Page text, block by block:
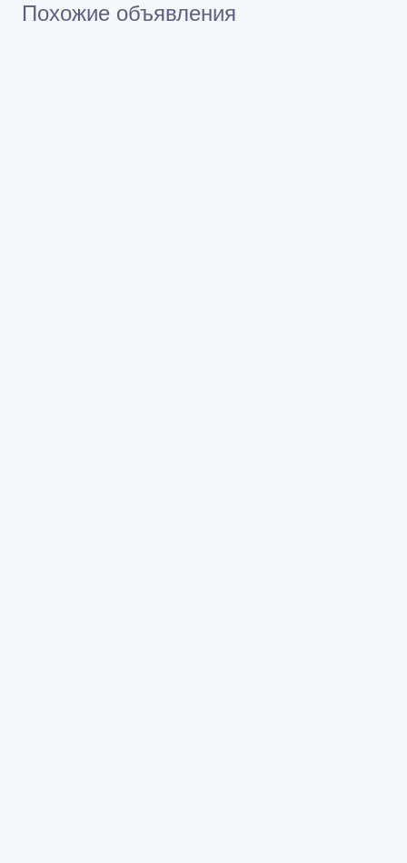
Похожие объявления